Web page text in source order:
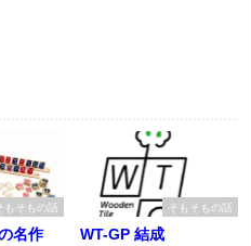
もそもの話
名作
そもそもの話
WT-GP 結成